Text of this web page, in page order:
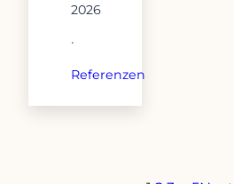
2026
·
Referenzen